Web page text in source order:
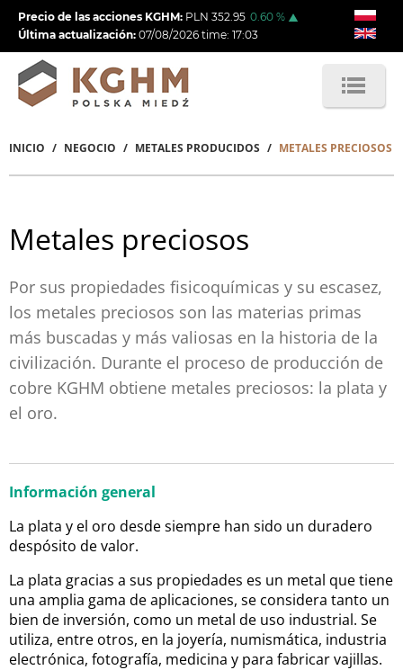
Pasar
contenido
principal
Precio de las acciones KGHM: PLN 352.95 0.60 %
Última actualización: 07/08/2026 time: 17:03
Sobrescribir
de
ayuda
a
la
navegación
INICIO NEGOCIO METALES PRODUCIDOS METALES PRECIOSOS
Metales preciosos
Por sus propiedades fisicoquímicas y su escasez,
los metales preciosos son las materias primas
más buscadas y más valiosas en la historia de la
civilización. Durante el proceso de producción de
cobre KGHM obtiene metales preciosos: la plata y
el oro.
Información general
La plata y el oro desde siempre han sido un duradero
despósito de valor.
La plata gracias a sus propiedades es un metal que tiene
una amplia gama de aplicaciones, se considera tanto un
bien de inversión, como un metal de uso industrial. Se
utiliza, entre otros, en la joyería, numismática, industria
electrónica, fotografía, medicina y para fabricar vajillas.